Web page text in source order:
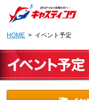
HOME > イベント予定